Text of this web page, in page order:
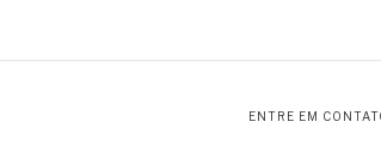
ENTRE EM